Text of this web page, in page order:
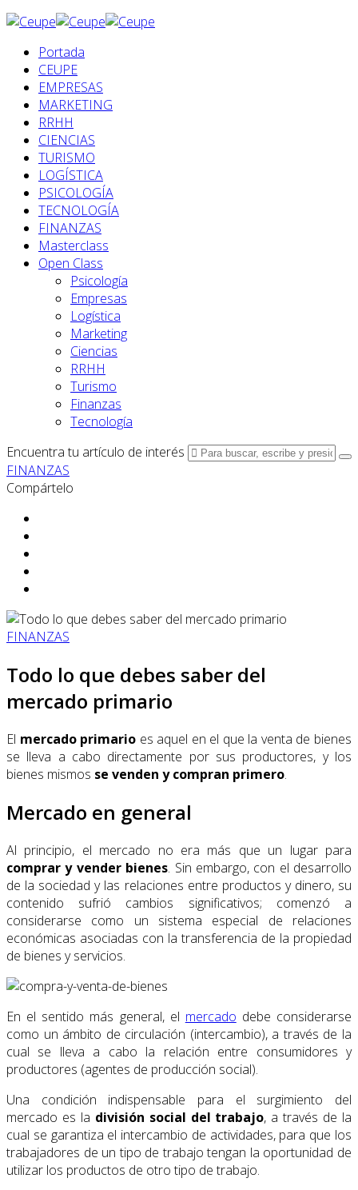
Portada
CEUPE
EMPRESAS
MARKETING
RRHH
CIENCIAS
TURISMO
LOGÍSTICA
PSICOLOGÍA
TECNOLOGÍA
FINANZAS
Masterclass
Open Class
Psicología
Empresas
Logística
Marketing
Ciencias
RRHH
Turismo
Finanzas
Tecnología
Encuentra tu artículo de interés
FINANZAS
Compártelo
FINANZAS
Todo lo que debes saber del
mercado primario
El mercado primario es aquel en el que la venta de bienes
se lleva a cabo directamente por sus productores, y los
bienes mismos se venden y compran primero.
Mercado en general
Al principio, el mercado no era más que un lugar para
comprar y vender bienes. Sin embargo, con el desarrollo
de la sociedad y las relaciones entre productos y dinero, su
contenido sufrió cambios significativos; comenzó a
considerarse como un sistema especial de relaciones
económicas asociadas con la transferencia de la propiedad
de bienes y servicios.
En el sentido más general, el mercado debe considerarse
como un ámbito de circulación (intercambio), a través de la
cual se lleva a cabo la relación entre consumidores y
productores (agentes de producción social).
Una condición indispensable para el surgimiento del
mercado es la división social del trabajo, a través de la
cual se garantiza el intercambio de actividades, para que los
trabajadores de un tipo de trabajo tengan la oportunidad de
utilizar los productos de otro tipo de trabajo.